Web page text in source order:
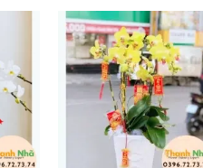
Add to
wishlist